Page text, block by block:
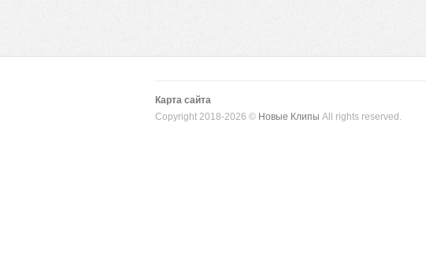
Карта сайта
Copyright 2018-2026 © Новые Клипы All rights reserved.